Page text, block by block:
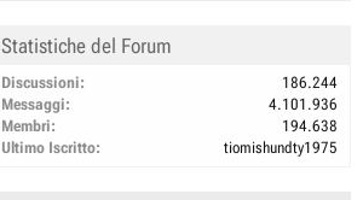
Statistiche del Forum
Discussioni
186.244
Messaggi
4.101.936
Membri
194.638
Ultimo Iscritto
tiomishundty1975